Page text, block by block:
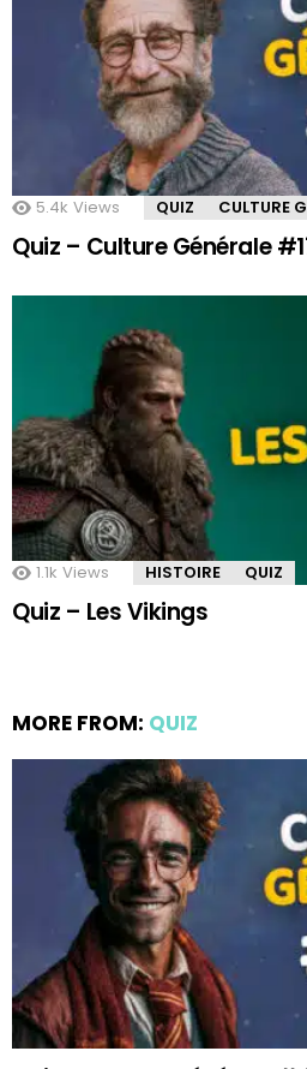
5.4k Views QUIZ CULTURE
Quiz – Culture Générale
1.1k Views HISTOIRE QUIZ
Quiz – Les Vikings
MORE FROM: QUIZ